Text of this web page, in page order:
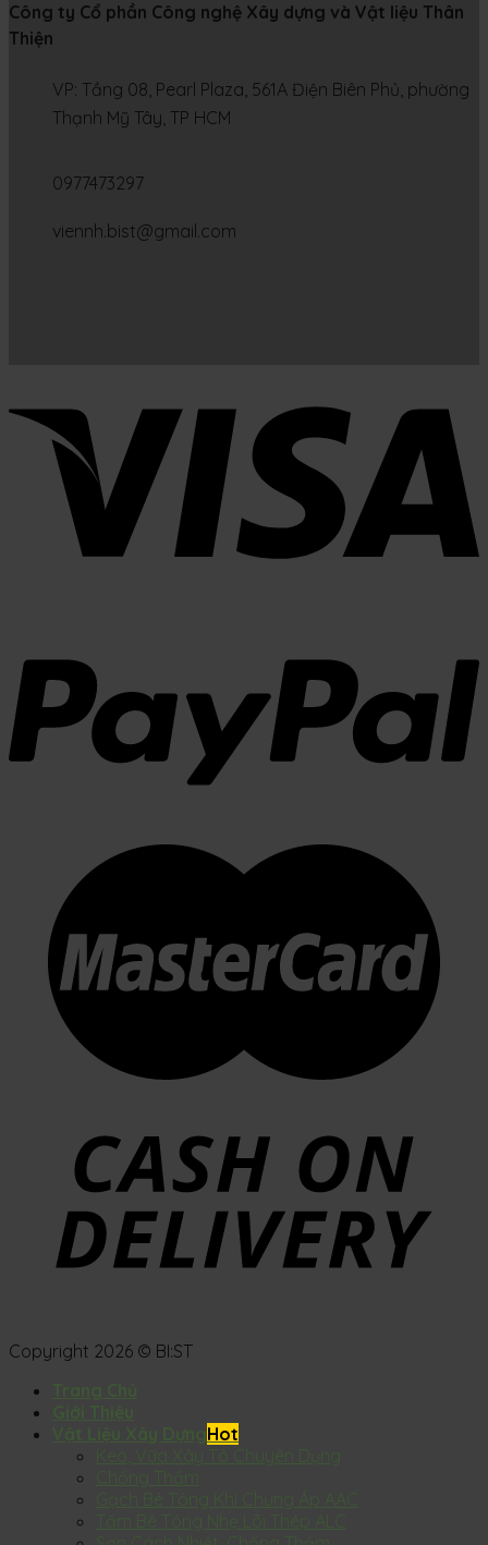
Công ty Cổ phần Công nghệ Xây dựng và Vật liệu Thân
Thiện
VP: Tầng 08, Pearl Plaza, 561A Điện Biên Phủ, phường
Thạnh Mỹ Tây, TP HCM
0977473297
viennh.bist@gmail.com
Copyright 2026 © BI:ST
Trang Chủ
Giới Thiệu
Vật Liệu Xây Dựng
Keo, Vữa Xây Tô Chuyên Dụng
Gạch Bê Tông Khí Chưng Áp AAC
Tấm Bê Tông Nhẹ Lõi Thép ALC